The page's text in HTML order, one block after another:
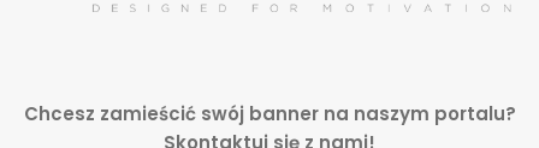
Chcesz zamieścić swój banner na naszym portalu?
Skontaktuj się z nami!